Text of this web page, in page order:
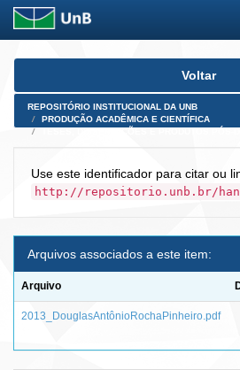
Skip
Voltar
REPOSITÓRIO INSTITUCIONAL DA UNB
PRODUÇÃO ACADÊMICA E CIENTÍFICA
Use este identificador para citar ou
http://repositorio.unb.br/
Arquivos associados a este item:
Arquivo
2013_DouglasAntônioRochaPinheiro.pdf